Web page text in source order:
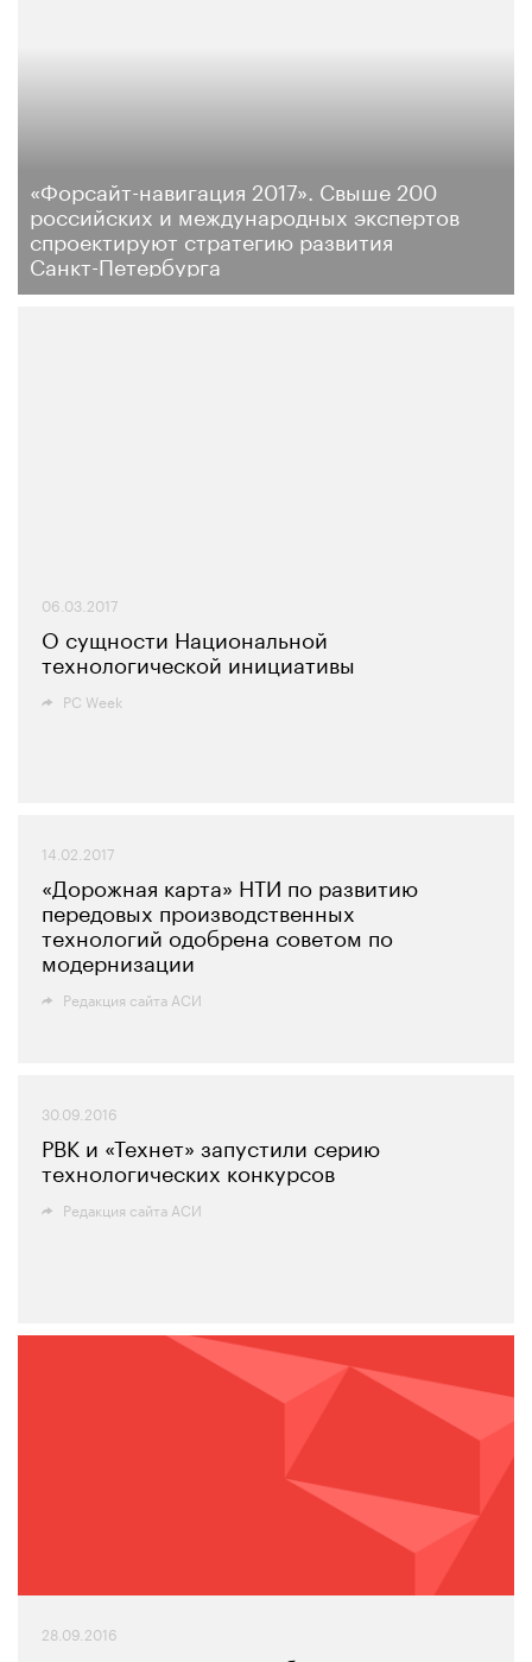
«Форсайт-навигация 2017». Свыше 200
российских и международных экспертов
cпроектируют стратегию развития
Санкт-Петербурга
06.03.2017
О сущности Национальной
технологической инициативы
PC Week
14.02.2017
«Дорожная карта» НТИ по развитию
передовых производственных
технологий одобрена советом по
модернизации
Редакция сайта АСИ
30.09.2016
РВК и «Технет» запустили серию
технологических конкурсов
Редакция сайта АСИ
28.09.2016